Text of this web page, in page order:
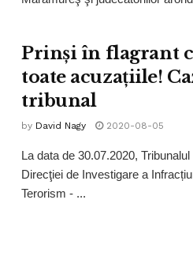
Prinși în flagrant
toate acuzațiile!
tribunal
by David Nagy 2020-08-05
La data de 30.07.2020,
Direcţiei de Investigare a
Terorism - ...